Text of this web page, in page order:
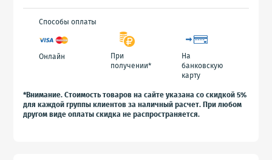
Способы оплаты
Онлайн
При
получении*
На
банковскую
карту
*Внимание. Стоимость товаров на сайте указана со скидкой 5%
для каждой группы клиентов за наличный расчет. При любом
другом виде оплаты скидка не распространяется.